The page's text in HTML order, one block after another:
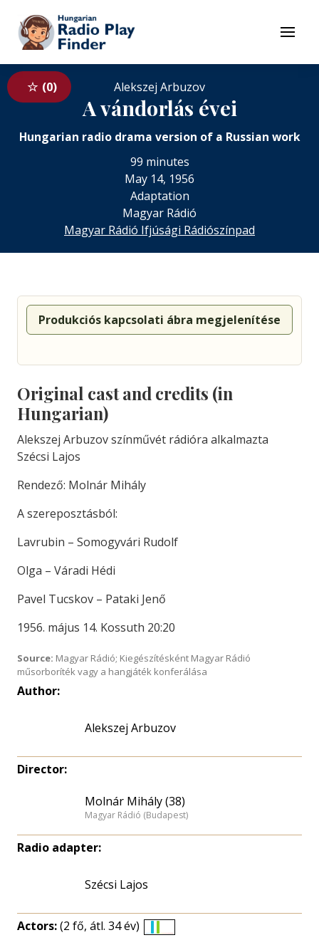
To contents
Menu
0 Alekszej Arbuzov
A vándorlás évei
Hungarian radio drama version of a Russian work
99 minutes
May 14, 1956
Adaptation
Magyar Rádió
Magyar Rádió Ifjúsági Rádiószínpad
Produkciós kapcsolati ábra megjelenítése
Original cast and credits (in
Hungarian)
Alekszej Arbuzov színművét rádióra alkalmazta
Szécsi Lajos
Rendező: Molnár Mihály
A szereposztásból:
Lavrubin – Somogyvári Rudolf
Olga – Váradi Hédi
Pavel Tucskov – Pataki Jenő
1956. május 14. Kossuth 20:20
Source: Magyar Rádió; Kiegészítésként Magyar Rádió
műsorboríték vagy a hangjáték konferálása
Author:
Alekszej Arbuzov
Director:
Molnár Mihály (38)
Magyar Rádió (Budapest)
Radio adapter:
Szécsi Lajos
Actors:(2 fő, átl. 34 év)